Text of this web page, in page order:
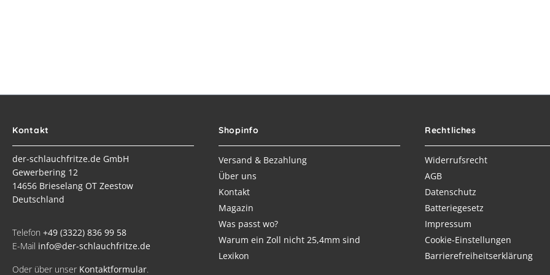
Kontakt
der-schlauchfritze.de GmbH
Gewerbering 12
14656 Brieselang OT Zeestow
Deutschland
Telefon +49 (3322) 836 99 58
E-Mail info@der-schlauchfritze.de
Oder über unser Kontaktformular.
Shopinfo
Versand & Bezahlung
Über uns
Kontakt
Magazin
Was passt wo?
Warum ein Zoll nicht 25,4mm sind
Lexikon
Rechtliches
Widerrufsrecht
AGB
Datenschutz
Batteriegesetz
Impressum
Cookie-Einstellungen
Barrierefreiheitserklärung